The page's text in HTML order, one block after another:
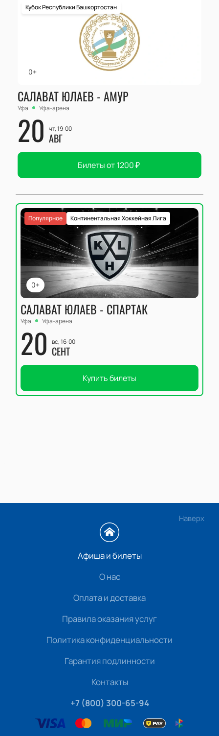
0+
Кубок Республики Башкортостан
САЛАВАТ ЮЛАЕВ - АМУР
Уфа Уфа-арена
20 чт, 19:00
АВГ
Билеты от 1200₽
0+
Континентальная Хоккейная Лига
Популярное
САЛАВАТ ЮЛАЕВ - СПАРТАК
Уфа Уфа-арена
20 вс, 16:00
СЕНТ
Купить билеты
Наверх
Афиша и билеты
О нас
Оплата и доставка
Правила оказания услуг
Политика конфиденциальности
Гарантия подлинности
Контакты
+7 (800) 300-65-94